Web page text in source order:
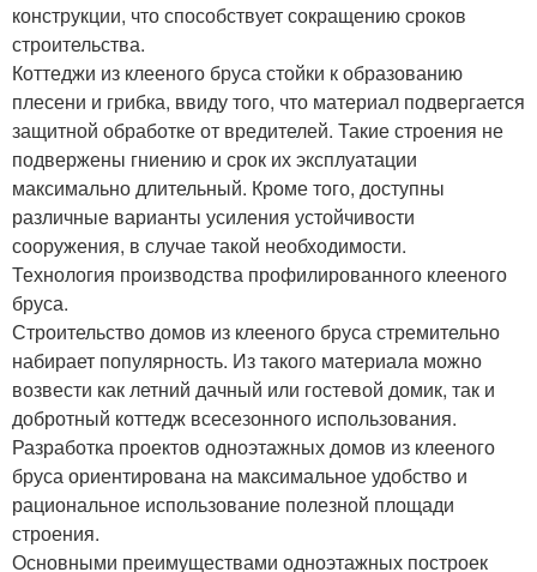
конструкции, что способствует сокращению сроков
строительства.
Коттеджи из клееного бруса стойки к образованию
плесени и грибка, ввиду того, что материал подвергается
защитной обработке от вредителей. Такие строения не
подвержены гниению и срок их эксплуатации
максимально длительный. Кроме того, доступны
различные варианты усиления устойчивости
сооружения, в случае такой необходимости.
Технология производства профилированного клееного
бруса.
Строительство домов из клееного бруса стремительно
набирает популярность. Из такого материала можно
возвести как летний дачный или гостевой домик, так и
добротный коттедж всесезонного использования.
Разработка проектов одноэтажных домов из клееного
бруса ориентирована на максимальное удобство и
рациональное использование полезной площади
строения.
Основными преимуществами одноэтажных построек